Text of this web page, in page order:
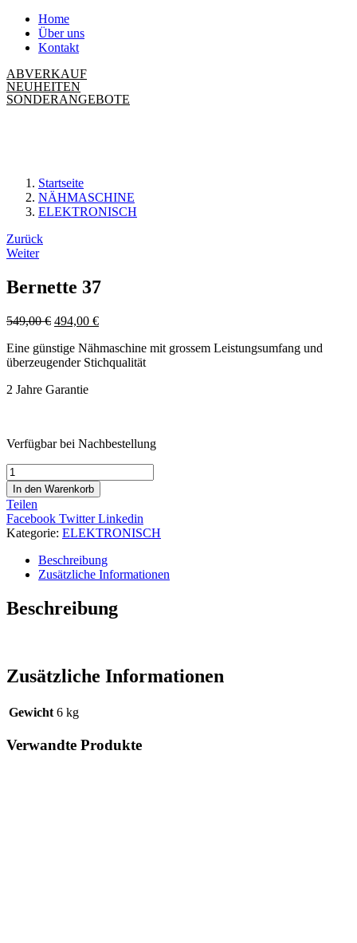
Home
Über uns
Kontakt
ABVERKAUF
NEUHEITEN
SONDERANGEBOTE
Startseite
NÄHMASCHINE
ELEKTRONISCH
Beitrags-
Navigation
Zurück
Weiter
Bernette 37
549,00€ 494,00 €
Eine günstige Nähmaschine mit grossem Leistungsumfang und
überzeugender Stichqualität
2 Jahre Garantie
Verfügbar bei Nachbestellung
Bernette
37
Menge
In den Warenkorb
Teilen
Facebook TwitterLinkedin
Kategorie: ELEKTRONISCH
Beschreibung
Zusätzliche Informationen
Beschreibung
Zusätzliche Informationen
Gewicht 6 kg
Verwandte Produkte